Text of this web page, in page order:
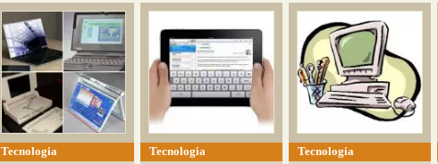
Tecnologia
Tecnologia
Tecnologia